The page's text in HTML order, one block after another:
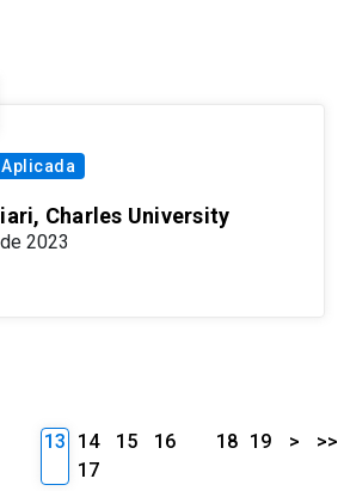
Charles University
2023
13 14 15
16
17
18 19 > >>